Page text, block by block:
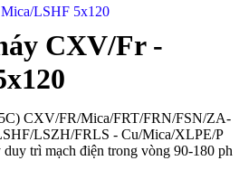
LSHF 5x120
CXV/Fr -
CXV/FR/Mica/FRT/FRN/FSN/ZA-
LSZH/FRLS - Cu/Mica/XLPE/P
trì mạch điện trong vòng 90-180 ph